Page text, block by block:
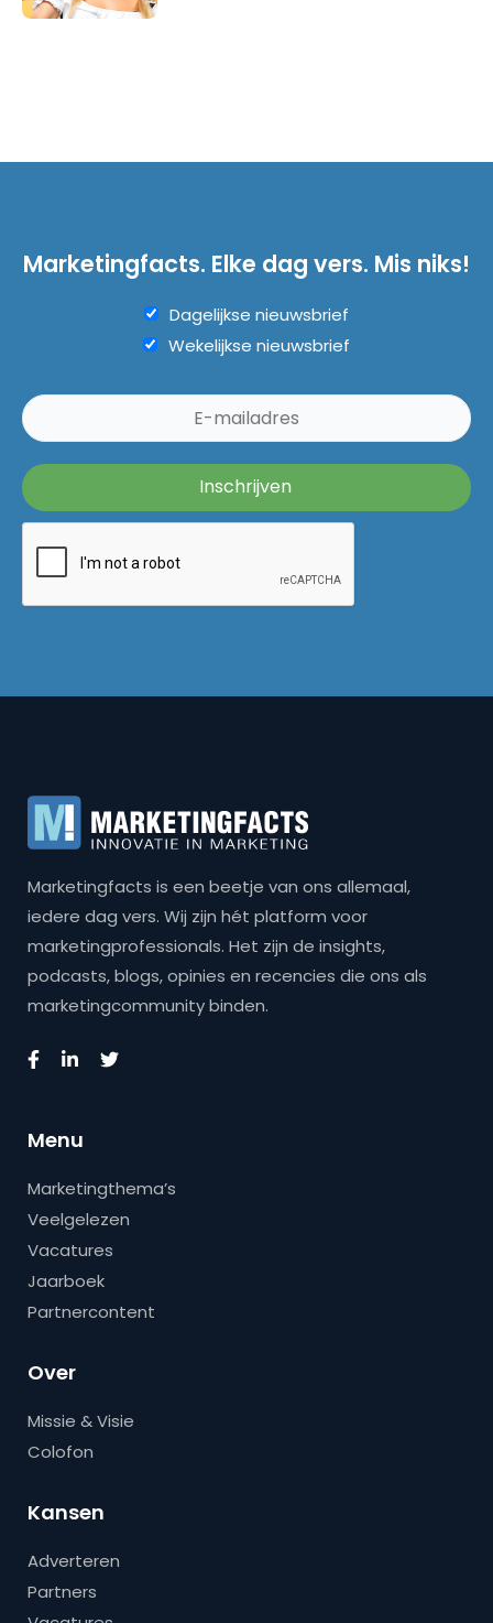
Marketingfacts. Elke dag vers. Mis niks!
Dagelijkse nieuwsbrief
Wekelijkse nieuwsbrief
Marketingfacts is een beetje van ons allemaal,
iedere dag vers. Wij zijn hét platform voor
marketingprofessionals. Het zijn de insights,
podcasts, blogs, opinies en recencies die ons als
marketingcommunity binden.
Menu
Marketingthema’s
Veelgelezen
Vacatures
Jaarboek
Partnercontent
Over
Missie & Visie
Colofon
Kansen
Adverteren
Partners